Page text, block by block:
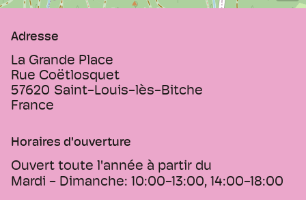
Adresse
La Grande Place
Rue Coëtlosquet
57620 Saint-Louis-lès-Bitche
France
Horaires d'ouverture
Ouvert toute l'année à partir du
Mardi - Dimanche: 10:00-13:00, 14:00-18:00